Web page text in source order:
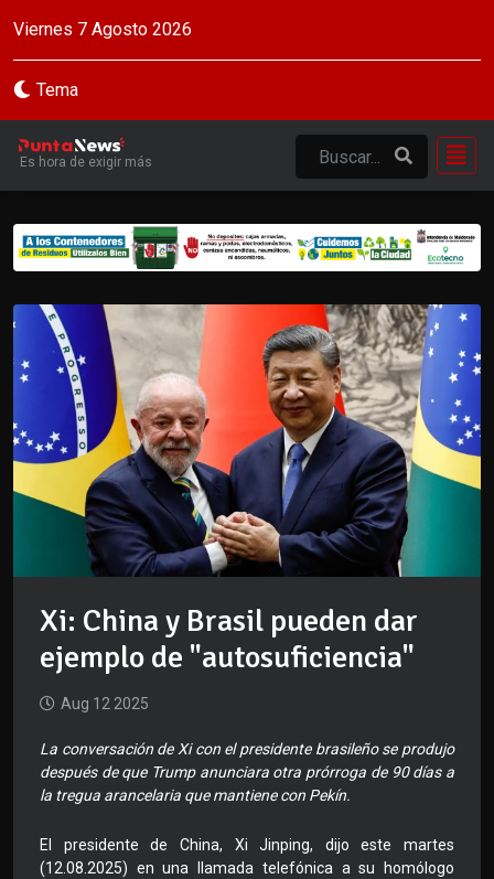
Viernes 7 Agosto 2026
Tema
Es hora de exigir más
Xi: China y Brasil pueden dar
ejemplo de "autosuficiencia"
Aug 12 2025
La conversación de Xi con el presidente brasileño se produjo
después de que Trump anunciara otra prórroga de 90 días a
la tregua arancelaria que mantiene con Pekín.
El presidente de China, Xi Jinping, dijo este martes
(12.08.2025) en una llamada telefónica a su homólogo